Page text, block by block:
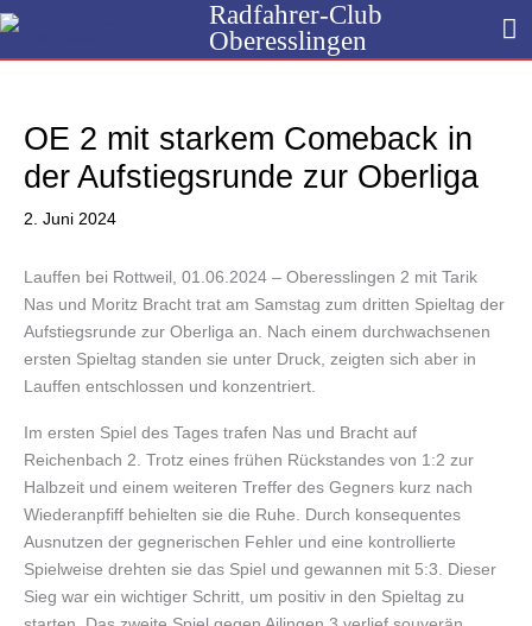
Zum
Radfahrer-Club
Oberesslingen
OE 2 mit starkem Comeback in
der Aufstiegsrunde zur Oberliga
2. Juni 2024
Lauffen bei Rottweil, 01.06.2024 – Oberesslingen 2 mit Tarik
Nas und Moritz Bracht trat am Samstag zum dritten Spieltag der
Aufstiegsrunde zur Oberliga an. Nach einem durchwachsenen
ersten Spieltag standen sie unter Druck, zeigten sich aber in
Lauffen entschlossen und konzentriert.
Im ersten Spiel des Tages trafen Nas und Bracht auf
Reichenbach 2. Trotz eines frühen Rückstandes von 1:2 zur
Halbzeit und einem weiteren Treffer des Gegners kurz nach
Wiederanpfiff behielten sie die Ruhe. Durch konsequentes
Ausnutzen der gegnerischen Fehler und eine kontrollierte
Spielweise drehten sie das Spiel und gewannen mit 5:3. Dieser
Sieg war ein wichtiger Schritt, um positiv in den Spieltag zu